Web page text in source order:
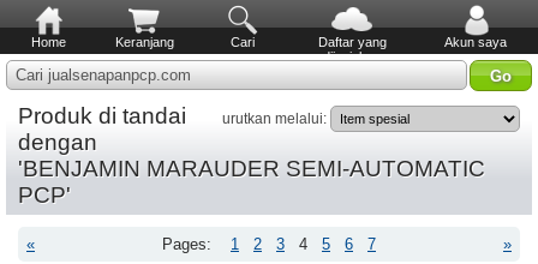
Home Keranjang Cari
Daftar yang
diinginkan
Akun saya
Cari jualsenapanpcp.com
urutkan melalui:
Produk di tandai
dengan
'BENJAMIN MARAUDER SEMI-AUTOMATIC
PCP'
« »
Pages: 1 2 3 4 5 6 7